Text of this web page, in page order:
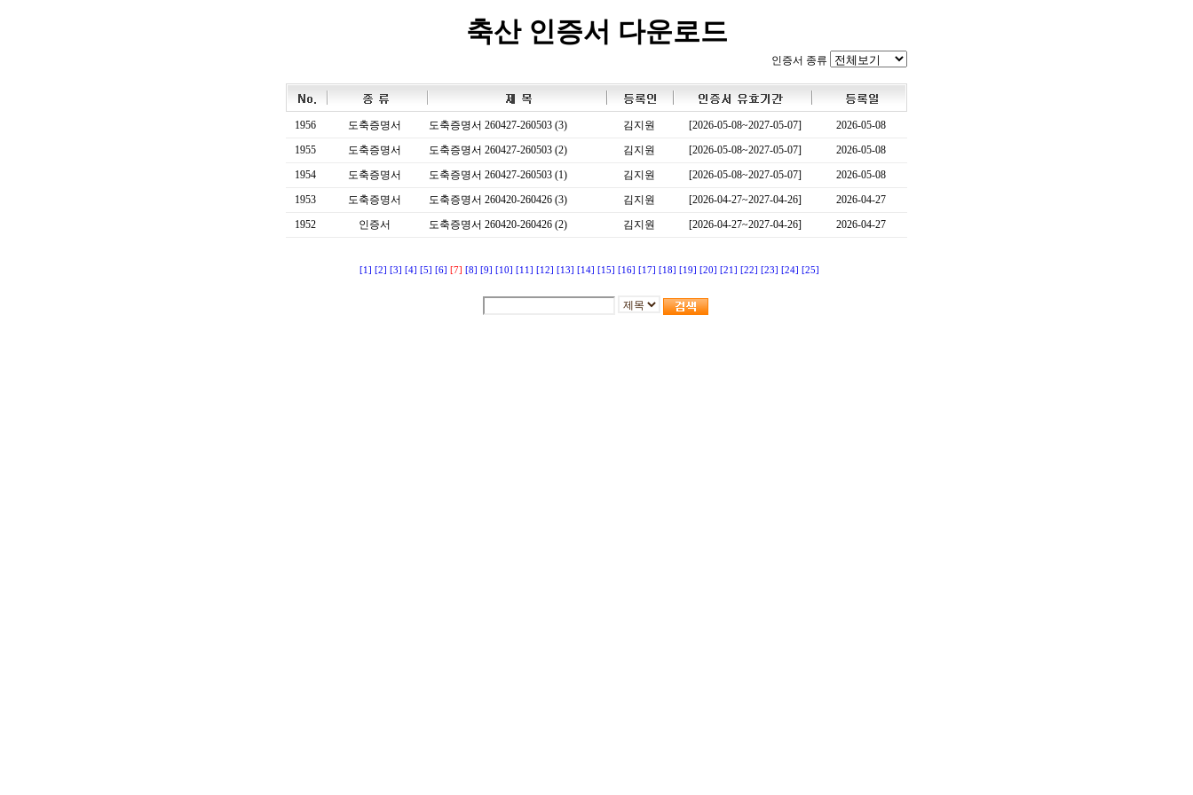
축산 인증서 다운로드
인증서 종류
1956 도축증명서 도축증명서 260427-260503 (3) 김지원 [2026-05-08~2027-05-07]
2026-05-08
1955
도축증명서 도축증명서 260427-260503 (2) 김지원 [2026-05-08~2027-05-07]
2026-05-08
1954
도축증명서 도축증명서 260427-260503 (1) 김지원 [2026-05-08~2027-05-07]
2026-05-08
1953
도축증명서 도축증명서 260420-260426 (3) 김지원 [2026-04-27~2027-04-26]
2026-04-27
1952
인증서 도축증명서 260420-260426 (2) 김지원 [2026-04-27~2027-04-26] 2026-04-27
[1] [2] [3] [4] [5] [6] [7] [8] [9] [10] [11] [12] [13] [14] [15] [16] [17] [18] [19] [20] [21] [22] [23] [24] [25]